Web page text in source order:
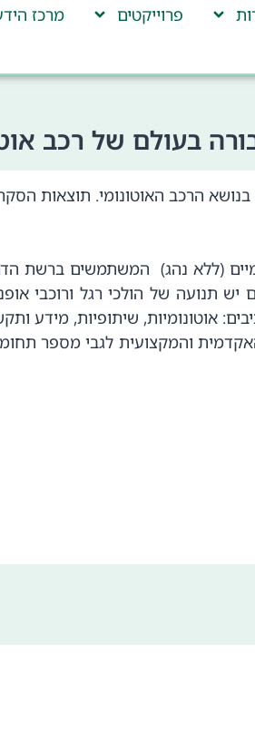
פרוייקטים מרכז
בעולם של רכב
הרכב האוטונומי. תוצאות
(ללא נהג) המשתמשים ברשת
יש תנועה של הולכי רגל ורוכבי
אוטונומיות, שיתופיות, מידע
והמקצועית לגבי מספר